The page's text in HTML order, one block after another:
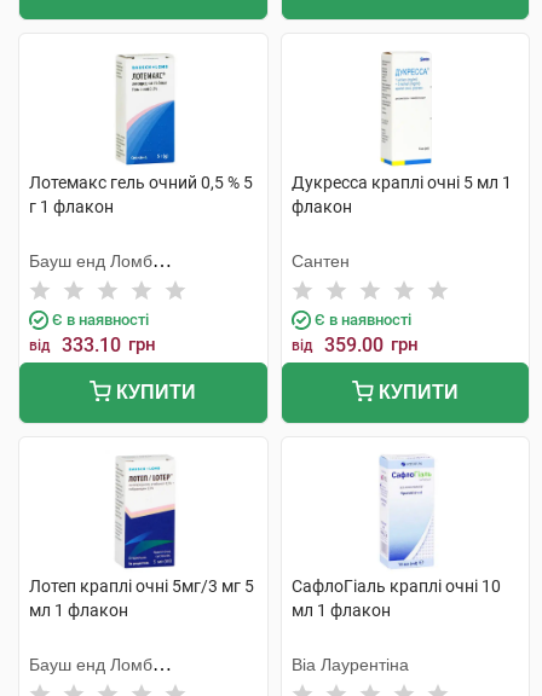
Лотемакс гель очний 0,5 % 5
г 1 флакон
Бауш енд Ломб
Інкорпорейтед
Є в наявності
від 333.10 грн
КУПИТИ
Дукресса краплі очні 5 мл 1
флакон
Сантен
Є в наявності
від 359.00 грн
КУПИТИ
Лотеп краплі очні 5мг/3 мг 5
мл 1 флакон
Бауш енд Ломб
Інкорпорейтед
СафлоГіаль краплі очні 10
мл 1 флакон
Віа Лаурентіна